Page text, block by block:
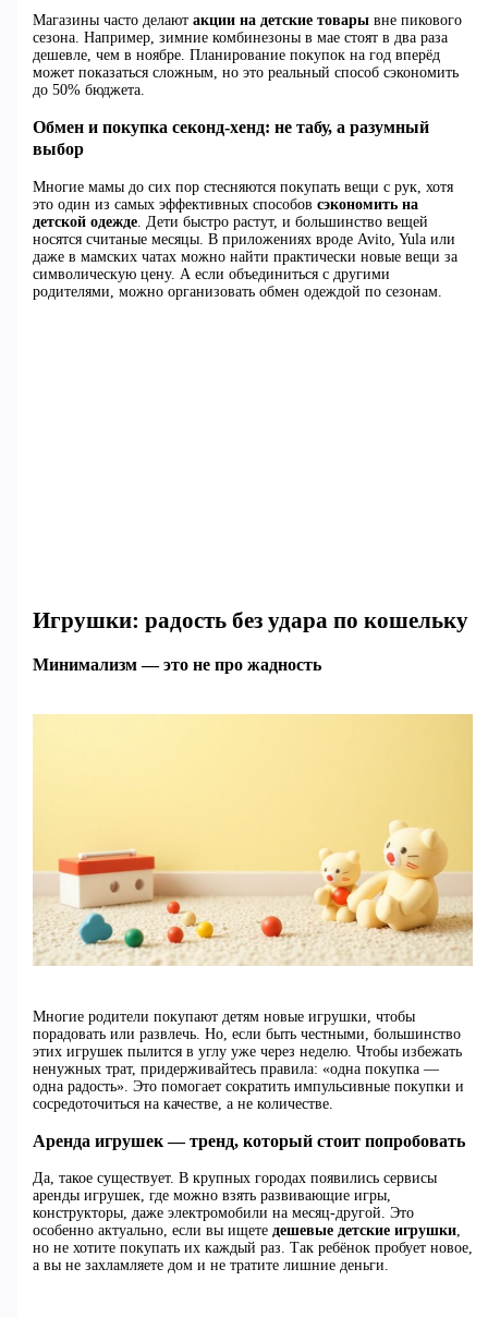
Магазины часто делают акции на детские товарывне пикового
сезона. Например, зимние комбинезоны в мае стоят в два раза
дешевле, чем в ноябре. Планирование покупок на год вперёд
может показаться сложным, но это реальный способ сэкономить
до 50% бюджета.
Обмен и покупка секонд-хенд: не табу, а разумный
выбор
Многие мамы до сих пор стесняются покупать вещи с рук, хотя
это один из самых эффективных способов сэкономить на
детской одежде. Дети быстро растут, и большинство вещей
носятся считаные месяцы. В приложениях вроде Avito, Yula или
даже в мамских чатах можно найти практически новые вещи за
символическую цену. А если объединиться с другими
родителями, можно организовать обмен одеждой по сезонам.
Игрушки: радость без удара по кошельку
Минимализм — это не про жадность
Многие родители покупают детям новые игрушки, чтобы
порадовать или развлечь. Но, если быть честными, большинство
этих игрушек пылится в углу уже через неделю. Чтобы избежать
ненужных трат, придерживайтесь правила: «одна покупка —
одна радость». Это помогает сократить импульсивные покупки и
сосредоточиться на качестве, а не количестве.
Аренда игрушек — тренд, который стоит попробовать
Да, такое существует. В крупных городах появились сервисы
аренды игрушек, где можно взять развивающие игры,
конструкторы, даже электромобили на месяц-другой. Это
особенно актуально, если вы ищете дешевые детские игрушки,
но не хотите покупать их каждый раз. Так ребёнок пробует новое,
а вы не захламляете дом и не тратите лишние деньги.